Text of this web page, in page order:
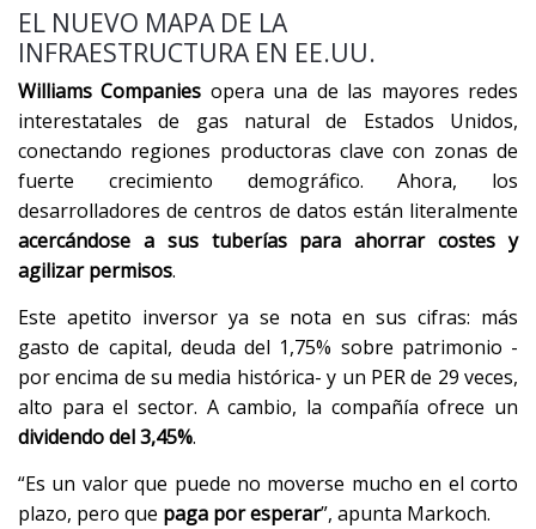
EL NUEVO MAPA DE LA
INFRAESTRUCTURA EN EE.UU.
Williams Companies opera una de las mayores redes
interestatales de gas natural de Estados Unidos,
conectando regiones productoras clave con zonas de
fuerte crecimiento demográfico. Ahora, los
desarrolladores de centros de datos están literalmente
acercándose a sus tuberías para ahorrar costes y
agilizar permisos.
Este apetito inversor ya se nota en sus cifras: más
gasto de capital, deuda del 1,75% sobre patrimonio -
por encima de su media histórica- y un PER de 29 veces,
alto para el sector. A cambio, la compañía ofrece un
dividendo del 3,45%.
“Es un valor que puede no moverse mucho en el corto
plazo, pero que paga por esperar”, apunta Markoch.